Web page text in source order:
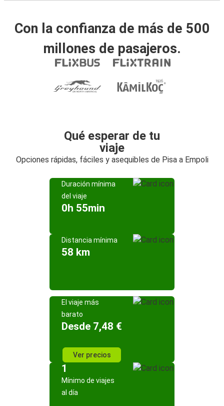
Con la confianza de más de 500
millones de pasajeros.
Qué esperar de tu
viaje
Opciones rápidas, fáciles y asequibles de Pisa a Empoli
Duración mínima
del viaje
0h 55min
Distancia mínima
58 km
El viaje más
barato
Desde 7,48 €
Ver precios
1
Mínimo de viajes
al día